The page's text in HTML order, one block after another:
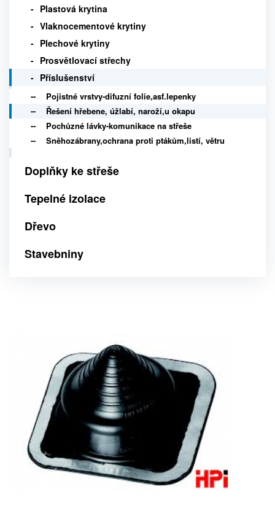
Plastová krytina
Vlaknocementové krytiny
Plechové krytiny
Prosvětlovací střechy
Příslušenství
Pojistné vrstvy-difuzní folie,asf.lepenky
Řešení hřebene, úžlabí, naroží,u okapu
Pochůzné lávky-komunikace na střeše
Sněhozábrany,ochrana proti ptákům,listí, větru
Doplňky ke střeše
Tepelné izolace
Dřevo
Stavebniny